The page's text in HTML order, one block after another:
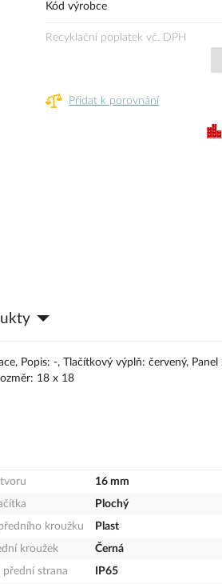
Kód výrobce
Recyklační poplatek vč. DPH
Přidat k porovnání
Popis: -, Tlačítkový výplň: červený, Panel
18 x 18
16 mm
Plochý
kroužku
Plast
kroužek
Černá
přední strana
IP65